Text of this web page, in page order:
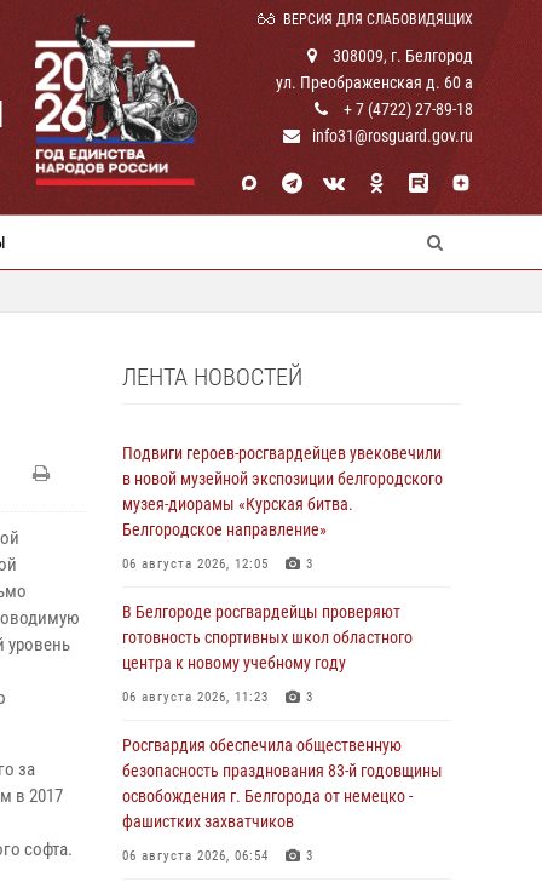
ВЕРСИЯ ДЛЯ СЛАБОВИДЯЩИХ
308009, г. Белгород
ул. Преображенская д. 60 а
+ 7 (4722) 27-89-18
info31@rosguard.gov.ru
уровень
за
в 2017
софта.
ЛЕНТА НОВОСТЕЙ
Подвиги героев‑росгвардейцев увековечили
в новой музейной экспозиции белгородского
музея‑диорамы «Курская битва.
Белгородское направление»
06 августа 2026, 12:05 3
В Белгороде росгвардейцы проверяют
готовность спортивных школ областного
центра к новому учебному году
06 августа 2026, 11:23 3
Росгвардия обеспечила общественную
безопасность празднования 83-й годовщины
освобождения г. Белгорода от немецко -
фашистких захватчиков
06 августа 2026, 06:54 3